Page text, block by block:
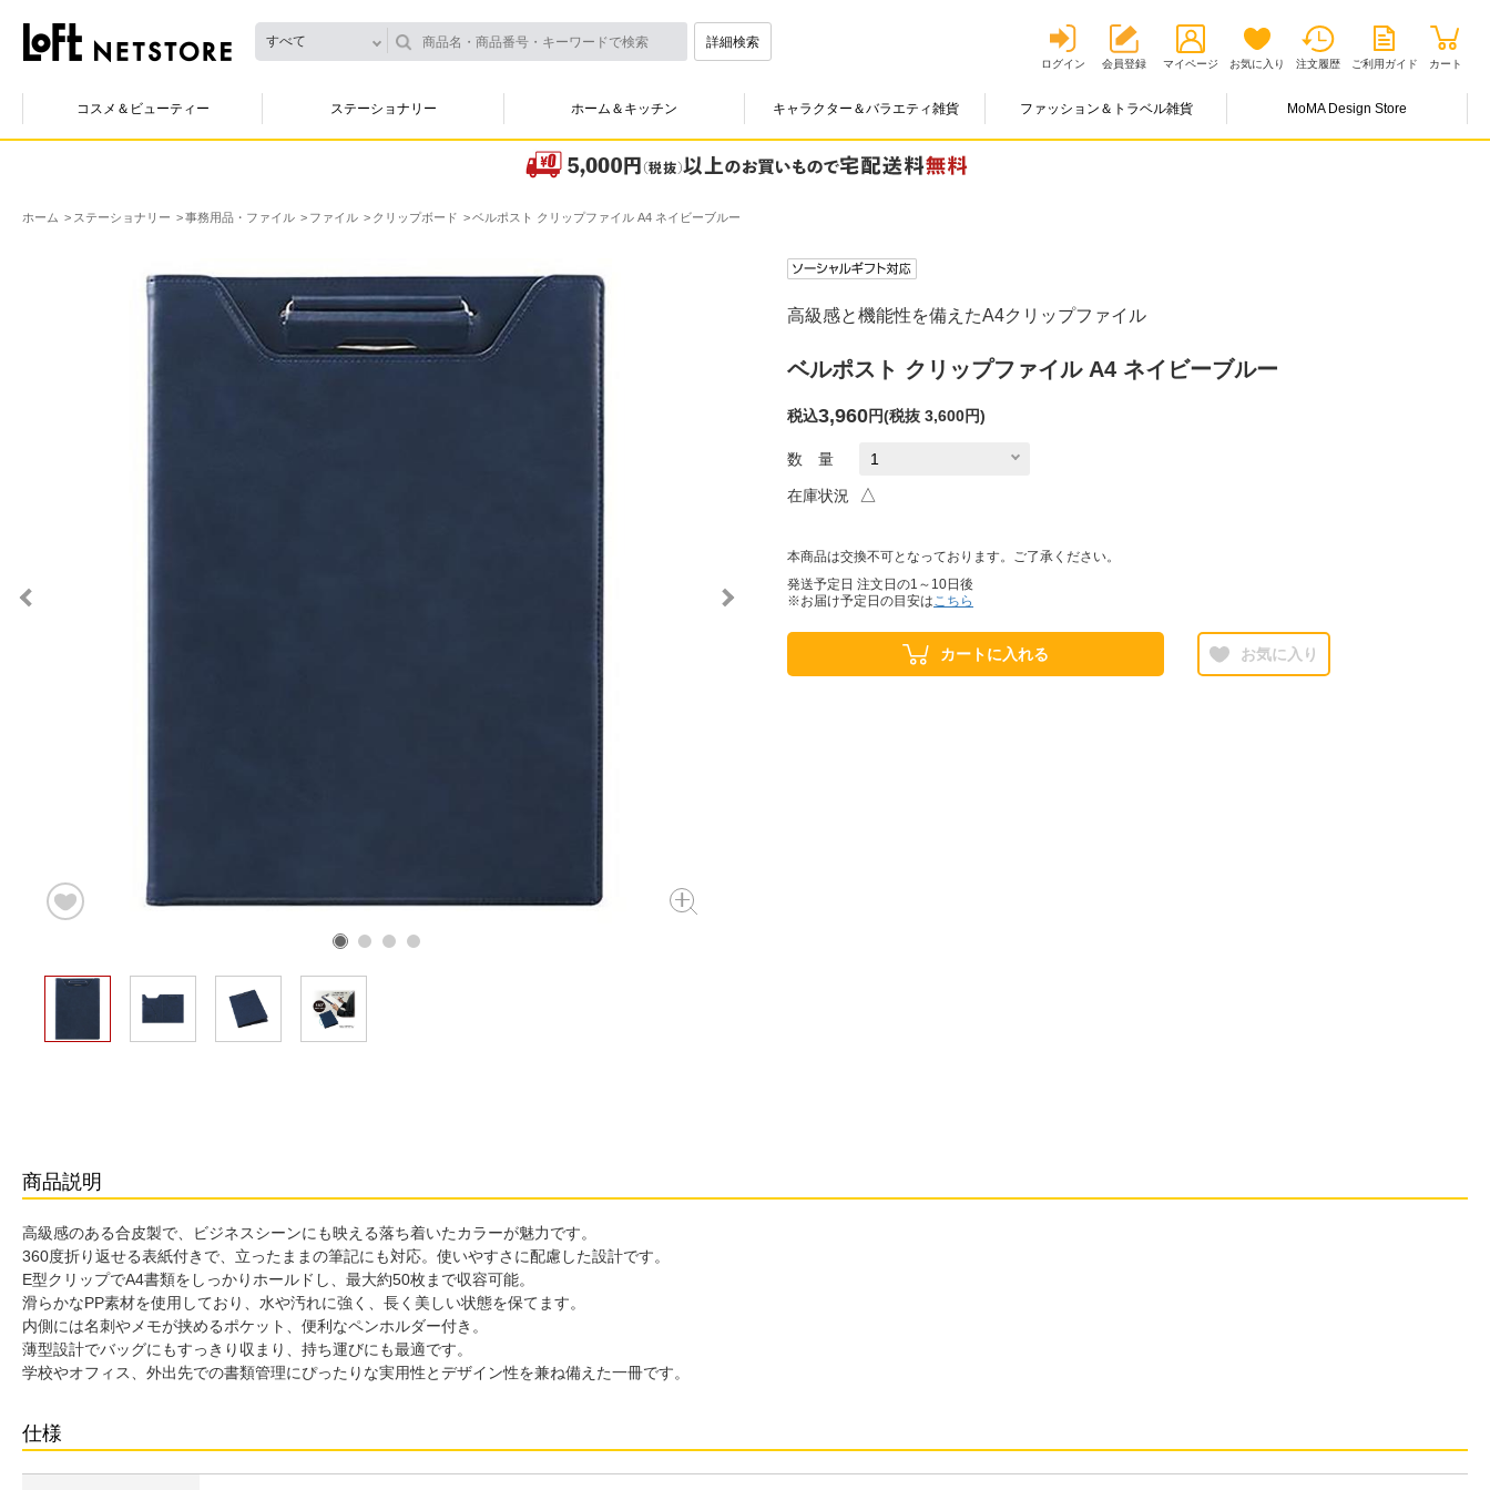
すべて 詳細検索
ログイン 会員登録 マイページ お気に入り 注文履歴 ご利用ガイド カート
コスメ＆ビューティー ステーショナリー ホーム＆キッチン キャラクター＆バラエティ雑貨 ファッション＆トラベル雑貨 MoMA Design Store
ホーム ステーショナリー 事務用品・ファイル ファイル クリップボード ベルポスト クリップファイル A4 ネイビーブルー
高級感と機能性を備えたA4クリップファイル
ベルポスト クリップファイル A4 ネイビーブルー
税込3,960円(税抜 3,600円)
数 量
在庫状況 △
本商品は交換不可となっております。ご了承ください。
発送予定日 注文日の1～10日後
※お届け予定日の目安はこちら
カートに入れる お気に入り
商品説明
高級感のある合皮製で、ビジネスシーンにも映える落ち着いたカラーが魅力です。
360度折り返せる表紙付きで、立ったままの筆記にも対応。使いやすさに配慮した設計です。
E型クリップでA4書類をしっかりホールドし、最大約50枚まで収容可能。
滑らかなPP素材を使用しており、水や汚れに強く、長く美しい状態を保てます。
内側には名刺やメモが挟めるポケット、便利なペンホルダー付き。
薄型設計でバッグにもすっきり収まり、持ち運びにも最適です。
学校やオフィス、外出先での書類管理にぴったりな実用性とデザイン性を兼ね備えた一冊です。
仕様